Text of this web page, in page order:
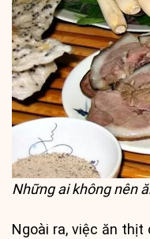
Những ai không nên
Ngoài ra, việc ăn